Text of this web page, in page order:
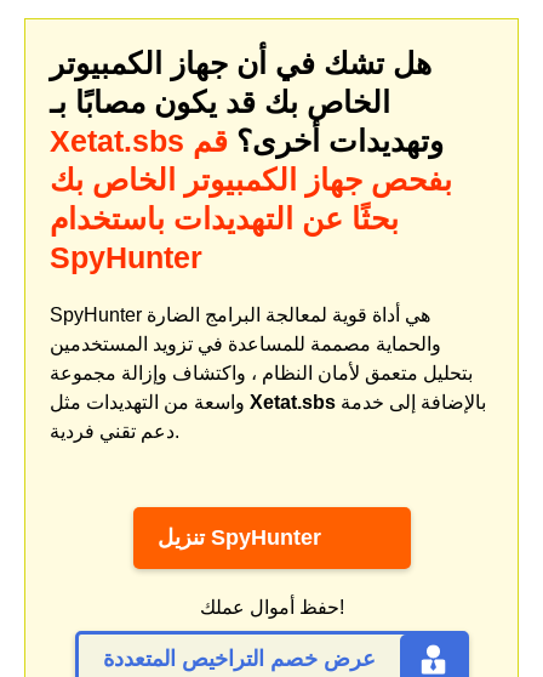
هل تشك في أن جهاز الكمبيوتر
الخاص بك قد يكون مصابًا بـ
Xetat.sbs
وتهديدات أخرى؟ قم
بفحص جهاز الكمبيوتر الخاص بك
بحثًا عن التهديدات باستخدام
SpyHunter
SpyHunter هي أداة قوية لمعالجة البرامج الضارة
والحماية مصممة للمساعدة في تزويد المستخدمين
بتحليل متعمق لأمان النظام ، واكتشاف وإزالة مجموعة
Xetat.sbs
دعم تقني فردية.
تنزيل SpyHunter
حفظ أموال عملك!
عرض خصم التراخيص المتعددة